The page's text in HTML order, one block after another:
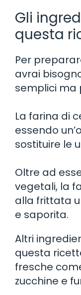
Gli
questa
Per
avrai
semplici ma
La farina di
essendo
sostituire le
Oltre ad
vegetali, la
alla frittata
e saporita.
Altri
questa
fresche
zucchine e